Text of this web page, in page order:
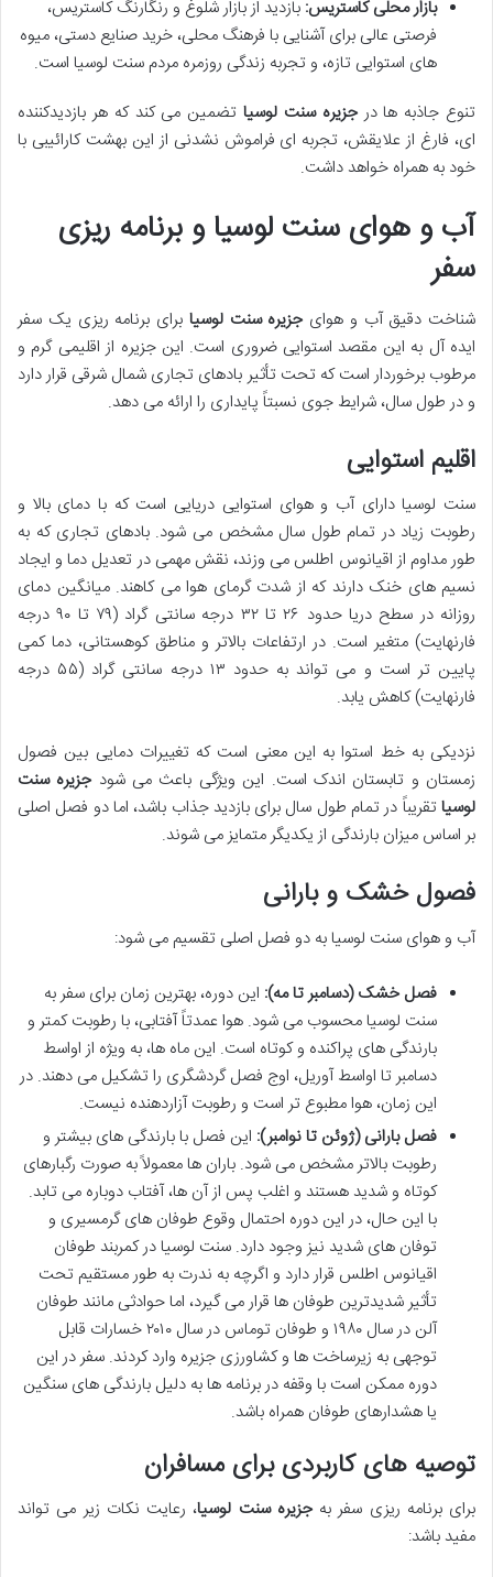
بازار محلی کاستریس: بازدید از بازار شلوغ و رنگارنگ کاستریس،
فرصتی عالی برای آشنایی با فرهنگ محلی، خرید صنایع دستی، میوه
های استوایی تازه، و تجربه زندگی روزمره مردم سنت لوسیا است.
تنوع جاذبه ها درجزیره سنت لوسیا تضمین می کند که هر بازدیدکننده
ای، فارغ از علایقش، تجربه ای فراموش نشدنی از این بهشت کارائیبی با
خود به همراه خواهد داشت.
آب و هوای سنت لوسیا و برنامه ریزی
سفر
شناخت دقیق آب و هوایجزیره سنت لوسیا برای برنامه ریزی یک سفر
ایده آل به این مقصد استوایی ضروری است. این جزیره از اقلیمی گرم و
مرطوب برخوردار است که تحت تأثیر بادهای تجاری شمال شرقی قرار دارد
و در طول سال، شرایط جوی نسبتاً پایداری را ارائه می دهد.
اقلیم استوایی
سنت لوسیا دارای آب و هوای استوایی دریایی است که با دمای بالا و
رطوبت زیاد در تمام طول سال مشخص می شود. بادهای تجاری که به
طور مداوم از اقیانوس اطلس می وزند، نقش مهمی در تعدیل دما و ایجاد
نسیم های خنک دارند که از شدت گرمای هوا می کاهند. میانگین دمای
روزانه در سطح دریا حدود ۲۶ تا ۳۲ درجه سانتی گراد (۷۹ تا ۹۰ درجه
فارنهایت) متغیر است. در ارتفاعات بالاتر و مناطق کوهستانی، دما کمی
پایین تر است و می تواند به حدود ۱۳ درجه سانتی گراد (۵۵ درجه
فارنهایت) کاهش یابد.
نزدیکی به خط استوا به این معنی است که تغییرات دمایی بین فصول
زمستان و تابستان اندک است. این ویژگی باعث می شودجزیره سنت
لوسیا تقریباً در تمام طول سال برای بازدید جذاب باشد، اما دو فصل اصلی
بر اساس میزان بارندگی از یکدیگر متمایز می شوند.
فصول خشک و بارانی
آب و هوای سنت لوسیا به دو فصل اصلی تقسیم می شود:
فصل خشک (دسامبر تا مه): این دوره، بهترین زمان برای سفر به
سنت لوسیا محسوب می شود. هوا عمدتاً آفتابی، با رطوبت کمتر و
بارندگی های پراکنده و کوتاه است. این ماه ها، به ویژه از اواسط
دسامبر تا اواسط آوریل، اوج فصل گردشگری را تشکیل می دهند. در
این زمان، هوا مطبوع تر است و رطوبت آزاردهنده نیست.
فصل بارانی (ژوئن تا نوامبر): این فصل با بارندگی های بیشتر و
رطوبت بالاتر مشخص می شود. باران ها معمولاً به صورت رگبارهای
کوتاه و شدید هستند و اغلب پس از آن ها، آفتاب دوباره می تابد.
با این حال، در این دوره احتمال وقوع طوفان های گرمسیری و
توفان های شدید نیز وجود دارد. سنت لوسیا در کمربند طوفان
اقیانوس اطلس قرار دارد و اگرچه به ندرت به طور مستقیم تحت
تأثیر شدیدترین طوفان ها قرار می گیرد، اما حوادثی مانند طوفان
آلن در سال ۱۹۸۰ و طوفان توماس در سال ۲۰۱۰ خسارات قابل
توجهی به زیرساخت ها و کشاورزی جزیره وارد کردند. سفر در این
دوره ممکن است با وقفه در برنامه ها به دلیل بارندگی های سنگین
یا هشدارهای طوفان همراه باشد.
توصیه های کاربردی برای مسافران
برای برنامه ریزی سفر بهجزیره سنت لوسیا، رعایت نکات زیر می تواند
مفید باشد: